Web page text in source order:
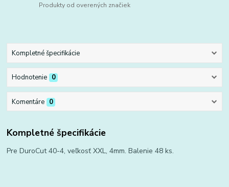
Produkty od overených značiek
Kompletné špecifikácie
Hodnotenie 0
Komentáre 0
Kompletné špecifikácie
Pre DuroCut 40-4, veľkosť XXL, 4mm. Balenie 48 ks.